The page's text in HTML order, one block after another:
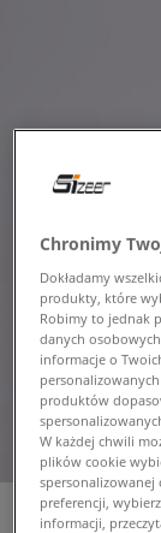
Chronimy
Dokładamy
produkty, które
Robimy to jednak
danych
informacje o
produktów
W każdej chwili
plików cookie
preferencji,
informacji,